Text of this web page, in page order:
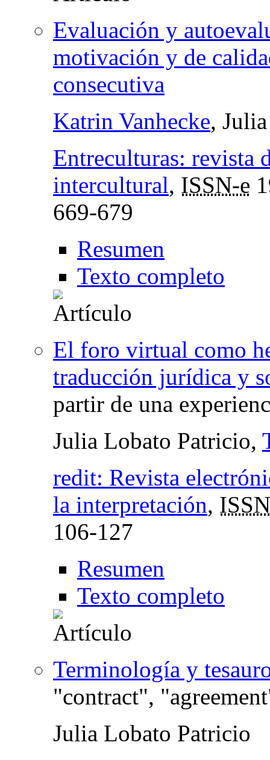
Evaluación y
motivación y de
consecutiva
Katrin Vanhecke,
Entreculturas: revista
intercultural, ISSN-e
669-679
Resumen
Texto completo
El foro virtual como
traducción jurídica y
partir de una
Julia Lobato Patricio,
redit: Revista
la interpretación,
106-127
Resumen
Texto completo
Terminología y
"contract",
Julia Lobato Patricio